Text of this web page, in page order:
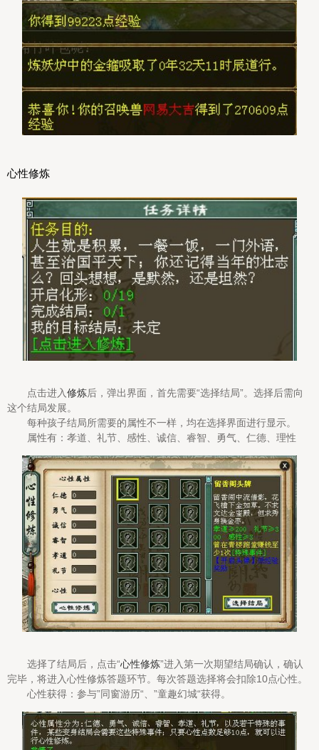
心性修炼
点击进入修炼后，弹出界面，首先需要“选择结局”。选择后需向
这个结局发展。
每种孩子结局所需要的属性不一样，均在选择界面进行显示。
属性有：孝道、礼节、感性、诚信、睿智、勇气、仁德、理性
选择了结局后，点击“心性修炼”进入第一次期望结局确认，确认
完毕，将进入心性修炼答题环节。每次答题选择将会扣除10点心性。
心性获得：参与”同窗游历“、”童趣幻城“获得。